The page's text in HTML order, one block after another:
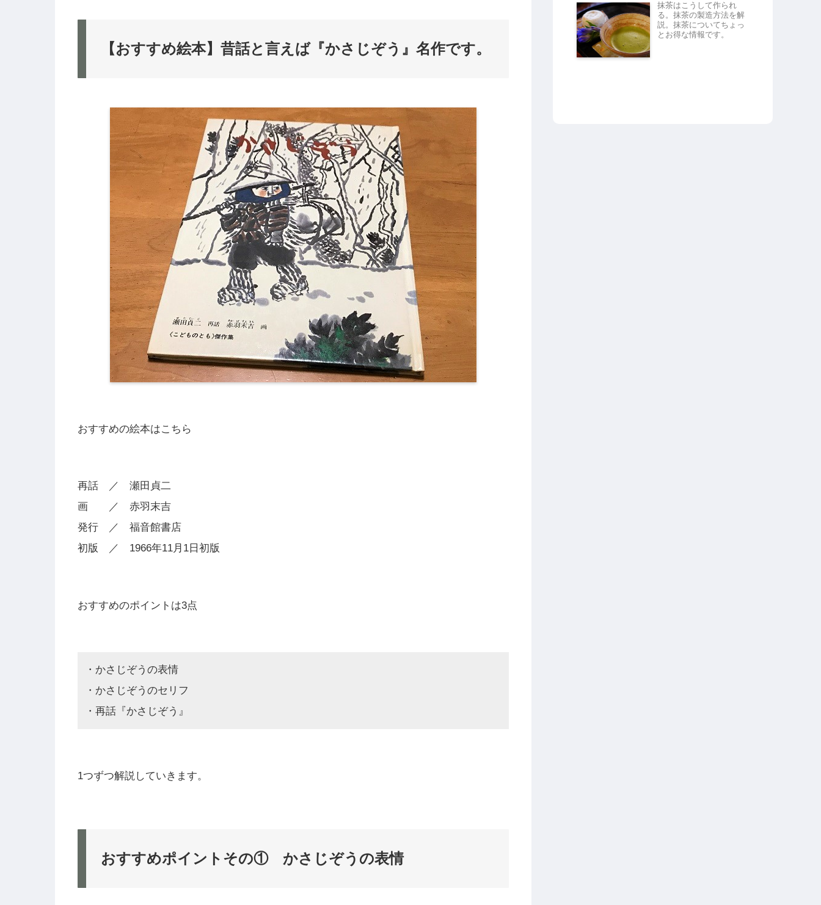
【おすすめ絵本】昔話と言えば『かさじぞう』名作です。
おすすめの絵本はこちら
再話 ／ 瀬田貞二
画 ／ 赤羽末吉
発行 ／ 福音館書店
初版 ／ 1966年11月1日初版
おすすめのポイントは3点
・かさじぞうの表情
・かさじぞうのセリフ
・再話『かさじぞう』
1つずつ解説していきます。
おすすめポイントその① かさじぞうの表情
抹茶はこうして作られ
る。抹茶の製造方法を解
説。抹茶についてちょっ
とお得な情報です。